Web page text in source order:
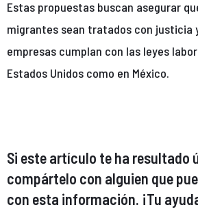
Estas propuestas buscan asegurar
migrantes sean tratados con justicia
empresas cumplan con las leyes
Estados Unidos como en México.
Si este artículo te ha resultado
compártelo con alguien que
con esta información. ¡Tu